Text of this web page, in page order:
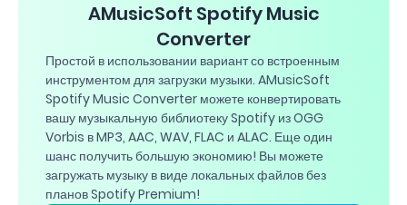
AMusicSoft Spotify Music
Converter
Простой в использовании вариант со встроенным
инструментом для загрузки музыки. AMusicSoft
Spotify Music Converter можете конвертировать
вашу музыкальную библиотеку Spotify из OGG
Vorbis в MP3, AAC, WAV, FLAC и ALAC. Еще один
шанс получить большую экономию! Вы можете
загружать музыку в виде локальных файлов без
планов Spotify Premium!